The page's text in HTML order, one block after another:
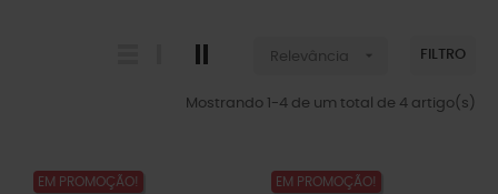
Relevância  FILTRO
Mostrando 1-4 de um total de 4 artigo(s)
EM PROMOÇÃO! EM PROMOÇÃO!